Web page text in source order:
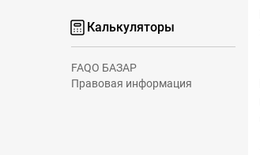
Калькуляторы
FAQО БАЗАР
Правовая информация